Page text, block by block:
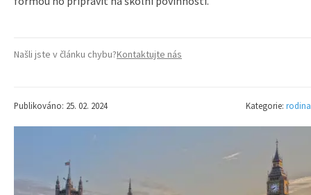
Našli jste v článku chybu?Kontaktujte nás
Publikováno: 25. 02. 2024 Kategorie: rodina